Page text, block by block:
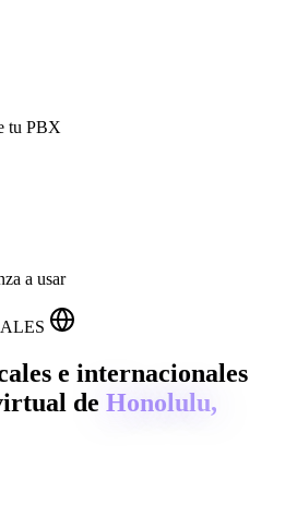
tu PBX
a usar
e internacionales
de Honolulu,